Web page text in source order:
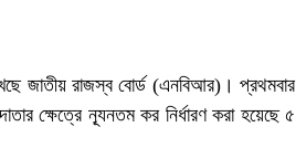
জাতীয় রাজস্ব বোর্ড (এনবিআর)। প্রথমবার
ক্ষেত্রে ন্যূনতম কর নির্ধারণ করা হয়েছে ৫